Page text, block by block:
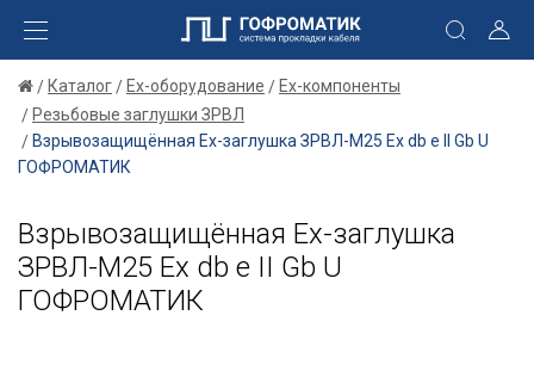
Каталог Ex-оборудование
Ex-компоненты
Резьбовые заглушки ЗРВЛ
Взрывозащищённая Ex-заглушка ЗРВЛ-М25 Ех db e II Gb U
ГОФРОМАТИК
Взрывозащищённая Ex-заглушка
ЗРВЛ-М25 Ех db e II Gb U
ГОФРОМАТИК